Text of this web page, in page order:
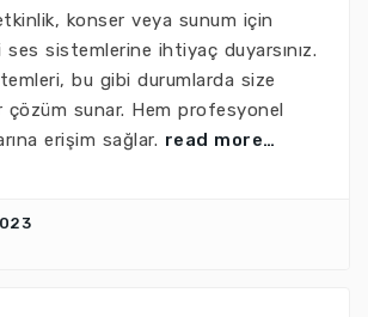
konser veya sunum için
ses sistemlerine ihtiyaç duyarsınız.
bu gibi durumlarda size
çözüm sunar. Hem profesyonel
erişim sağlar. read more…